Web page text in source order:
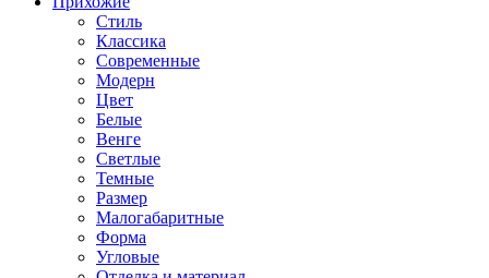
Стиль
Классика
Современные
Модерн
Цвет
Белые
Венге
Светлые
Темные
Размер
Малогабаритные
Форма
Угловые